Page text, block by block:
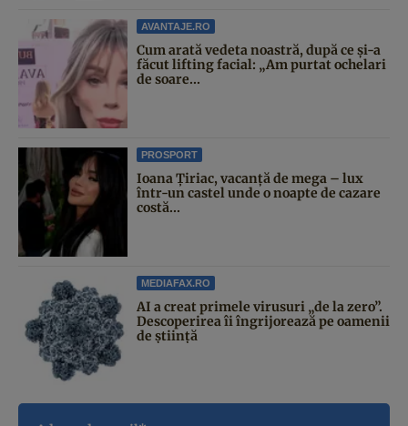
AVANTAJE.RO
Cum arată vedeta noastră, după ce și-a
făcut lifting facial: „Am purtat ochelari
de soare...
PROSPORT
Ioana Țiriac, vacanță de mega – lux
într-un castel unde o noapte de cazare
costă...
MEDIAFAX.RO
AI a creat primele virusuri „de la zero”.
Descoperirea îi îngrijorează pe oamenii
de știință